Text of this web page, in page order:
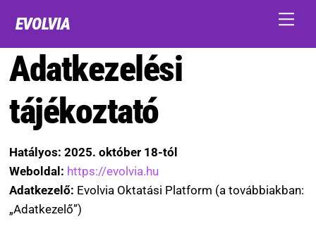
content
EVOLVIA
Adatkezelési
tájékoztató
Hatályos: 2025. október 18-tól
Weboldal: https://evolvia.hu
Adatkezelő: Evolvia Oktatási Platform (a továbbiakban:
„Adatkezelő”)